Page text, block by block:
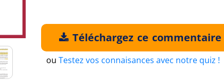
Téléchargez ce commentaire
ou Testez vos connaisances avec notre quiz !